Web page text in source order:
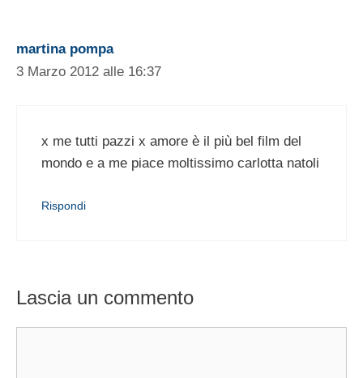
martina pompa
3 Marzo 2012 alle 16:37
x me tutti pazzi x amore è il più bel film del
mondo e a me piace moltissimo carlotta natoli
Rispondi
Lascia un commento